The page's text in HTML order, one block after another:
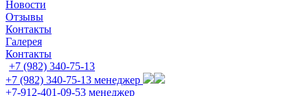
Новости
Отзывы
Контакты
Галерея
Контакты
+7 (982) 340-75-13
+7 (982) 340-75-13 менеджер
+7-912-401-09-53 менеджер